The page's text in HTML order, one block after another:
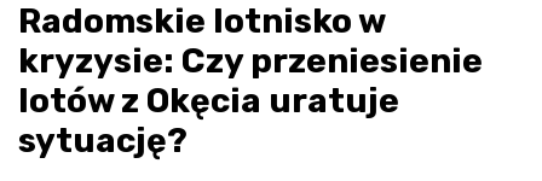
Radomskie lotnisko w
kryzysie: Czy przeniesienie
lotów z Okęcia uratuje
sytuację?